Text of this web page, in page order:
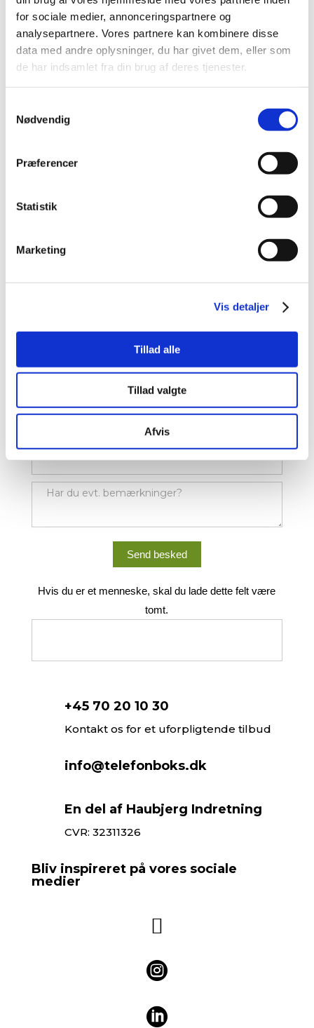
for sociale medier, annonceringspartnere og
analysepartnere. Vores partnere kan kombinere disse
data med andre oplysninger, du har givet dem, eller som
de har indsamlet fra din brug af deres tjenester.
Nødvendig
Præferencer
Statistik
Marketing
Vis detaljer
Tillad alle
Tillad valgte
Afvis
I vores magasin finder I priser, specifikationer
og inspiration der kan hjælpe jer på vej mod
at vælge den rigtige boks. Vi guider jer
igennem hele processen.
Send besked
Hvis du er et menneske, skal du lade dette felt være
tomt.
+45 70 20 10 30
Kontakt os for et uforpligtende tilbud
info@telefonboks.dk
En del af Haubjerg Indretning
CVR: 32311326
Bliv inspireret på vores sociale
medier


